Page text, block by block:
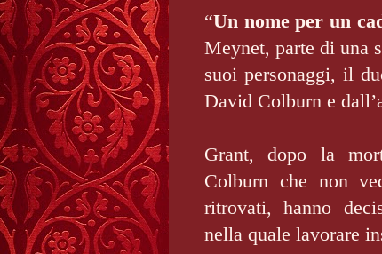
“Un nome per un
Meynet, parte di una
suoi personaggi, il
David Colburn e
Grant, dopo la
Colburn che non
ritrovati, hanno
nella quale lavorare